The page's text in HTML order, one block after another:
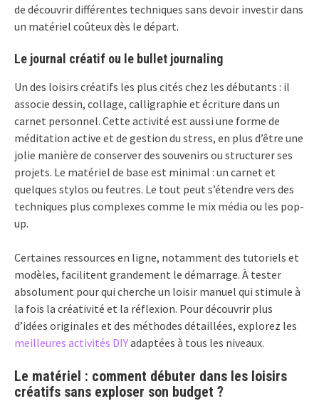
de découvrir différentes techniques sans devoir investir dans
un matériel coûteux dès le départ.
Le journal créatif ou le bullet journaling
Un des loisirs créatifs les plus cités chez les débutants : il
associe dessin, collage, calligraphie et écriture dans un
carnet personnel. Cette activité est aussi une forme de
méditation active et de gestion du stress, en plus d’être une
jolie manière de conserver des souvenirs ou structurer ses
projets. Le matériel de base est minimal : un carnet et
quelques stylos ou feutres. Le tout peut s’étendre vers des
techniques plus complexes comme le mix média ou les pop-
up.
Certaines ressources en ligne, notamment des tutoriels et
modèles, facilitent grandement le démarrage. À tester
absolument pour qui cherche un loisir manuel qui stimule à
la fois la créativité et la réflexion. Pour découvrir plus
d’idées originales et des méthodes détaillées, explorez les
meilleures activités DIYadaptées à tous les niveaux.
Le matériel : comment débuter dans les loisirs
créatifs sans exploser son budget ?